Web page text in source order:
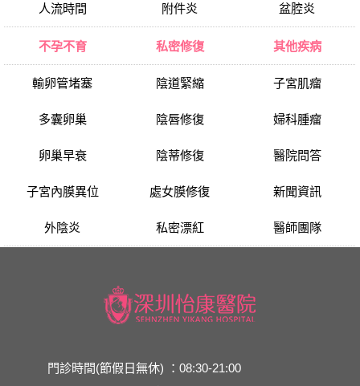
人流時間 附件炎 盆腔炎
不孕不育
輸卵管堵塞
多囊卵巢
卵巢早衰
子宮內膜異位
外陰炎
私密修復
陰道緊縮
陰唇修復
陰蒂修復
處女膜修復
私密漂紅
其他疾病
子宮肌瘤
婦科腫瘤
醫院問答
新聞資訊
醫師團隊
門診時間(節假日無休) ：08:30-21:00